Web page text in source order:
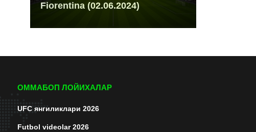
Fiorentina (02.06.2024)
ОММАБОП ЛОЙИХАЛАР
UFC янгиликлари 2026
Futbol videolar 2026